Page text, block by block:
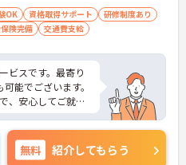
OK 資格取得サポート
研修制度あり
険完備 交通費支給
ビスです。最寄り
能でございます。
、安心してご就業
で、ご自身の生活
囲で働いていただ
無料 紹介してもらう